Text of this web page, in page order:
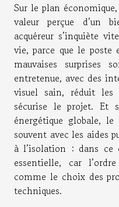
Sur le plan
valeur perçue d’un
acquéreur s’inquiète
vie, parce que le poste
mauvaises surprises
entretenue, avec des
visuel sain, réduit les
sécurise le projet. Et
énergétique globale,
souvent avec les aides
à l’isolation : dans ce
essentielle, car
comme le choix des
techniques.